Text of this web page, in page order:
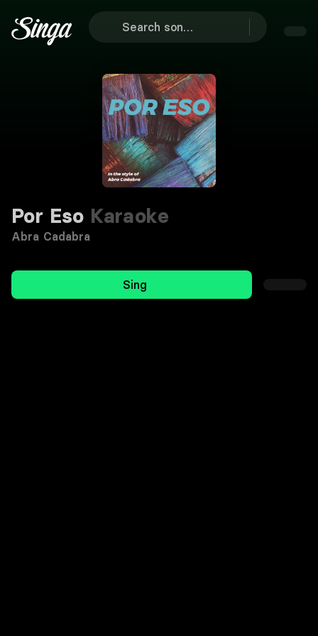
Por Eso Karaoke
Abra Cadabra
Sing